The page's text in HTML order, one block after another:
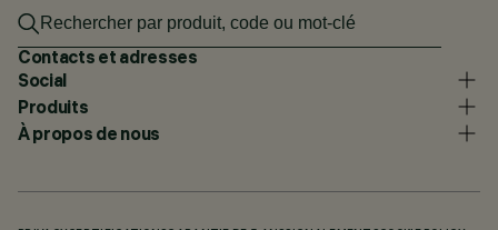
Contacts et adresses
Social
Produits
À propos de nous